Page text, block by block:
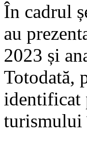
În cadrul
au
2023 și
Totodată,
identificat